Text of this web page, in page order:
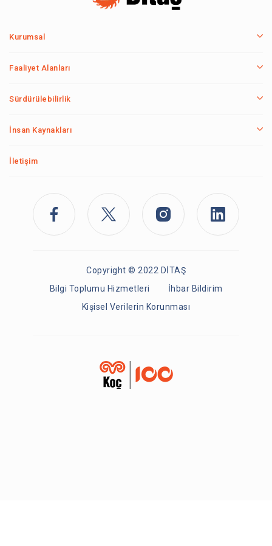
Kurumsal
Faaliyet Alanları
Sürdürülebilirlik
İnsan Kaynakları
İletişim
Copyright © 2022 DİTAŞ
Bilgi Toplumu Hizmetleri
İhbar Bildirim
Kişisel Verilerin Korunması